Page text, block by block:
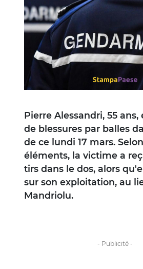
Pierre Alessandri, 55 ans,
de blessures par balles
de ce lundi 17 mars.
éléments, la victime a
tirs dans le dos, alors
sur son exploitation, au
Mandriolu.